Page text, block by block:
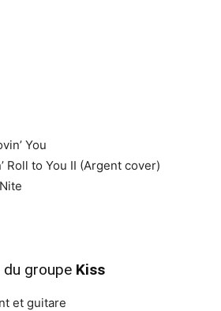
You
Roll to You II (Argent cover)
groupe Kiss
et guitare